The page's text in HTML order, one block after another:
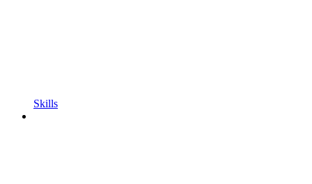
Skills